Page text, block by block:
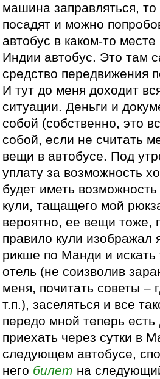
машина заправляться,
посадят и можно
автобус в каком-то
Индии автобус. Это там
средство передвижения
И тут до меня доходит
ситуации. Деньги и
собой (собственно, это
собой, если не считать
вещи в автобусе. Под
уплату за возможность
будет иметь
кули, тащащего мой
вероятно, ее вещи тоже,
правило кули изображал
рикше по Манди и
отель (не соизволив
меня, почитать советы –
т.п.), заселяться и все
передо мной теперь
приехать через сутки в
следующем автобусе,
него билет на